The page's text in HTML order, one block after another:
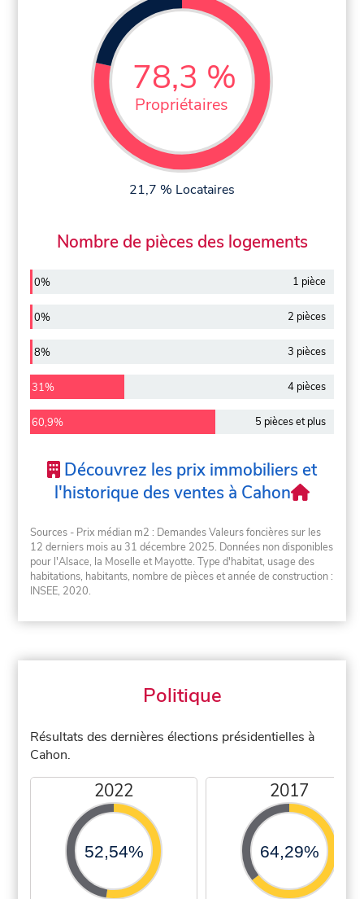
78,3 %
Propriétaires
21,7 % Locataires
Nombre de pièces des logements
0% 1 pièce
0% 2 pièces
8% 3 pièces
31% 4 pièces
60,9% 5 pièces et plus
Découvrez les prix immobiliers et
l'historique des ventes à Cahon
Sources - Prix médian m2 : Demandes Valeurs foncières sur les
12 derniers mois au 31 décembre 2025. Données non disponibles
pour l'Alsace, la Moselle et Mayotte. Type d'habitat, usage des
habitations, habitants, nombre de pièces et année de construction :
INSEE, 2020.
Politique
Résultats des dernières élections présidentielles à
Cahon.
2022
52,54%
2017
64,29%